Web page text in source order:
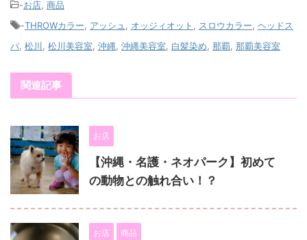
-お店 商品
-THROWカラー アッシュ オッジィオット スロウカラー ヘッドス
パ 松川 松川美容室 沖縄 沖縄美容室 白髪染め 那覇 那覇美容室
関連記事
お店
【沖縄・名護・ネオパーク】初めて
の動物との触れ合い！？
お店 商品